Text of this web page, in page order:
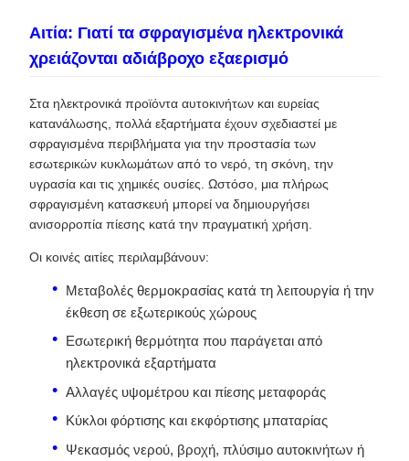
Αιτία: Γιατί τα σφραγισμένα ηλεκτρονικά
χρειάζονται αδιάβροχο εξαερισμό
Στα ηλεκτρονικά προϊόντα αυτοκινήτων και ευρείας
κατανάλωσης, πολλά εξαρτήματα έχουν σχεδιαστεί με
σφραγισμένα περιβλήματα για την προστασία των
εσωτερικών κυκλωμάτων από το νερό, τη σκόνη, την
υγρασία και τις χημικές ουσίες. Ωστόσο, μια πλήρως
σφραγισμένη κατασκευή μπορεί να δημιουργήσει
ανισορροπία πίεσης κατά την πραγματική χρήση.
Οι κοινές αιτίες περιλαμβάνουν:
Μεταβολές θερμοκρασίας κατά τη λειτουργία ή την
έκθεση σε εξωτερικούς χώρους
Εσωτερική θερμότητα που παράγεται από
ηλεκτρονικά εξαρτήματα
Αλλαγές υψομέτρου και πίεσης μεταφοράς
Κύκλοι φόρτισης και εκφόρτισης μπαταρίας
Ψεκασμός νερού, βροχή, πλύσιμο αυτοκινήτων ή